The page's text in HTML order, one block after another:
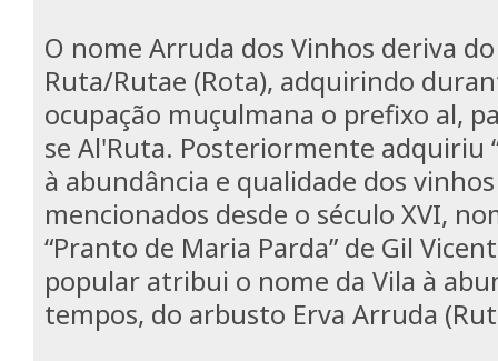
O nome Arruda dos Vinhos deriva
Ruta/Rutae (Rota), adquirindo
ocupação muçulmana o prefixo al,
se Al'Ruta. Posteriormente adquiriu
à abundância e qualidade dos
mencionados desde o século XVI,
“Pranto de Maria Parda” de Gil
popular atribui o nome da Vila à
tempos, do arbusto Erva Arruda